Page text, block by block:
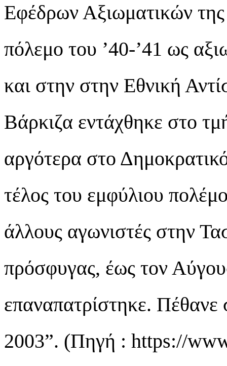
Εφέδρων Αξιωματικών
πόλεμο του ’40-’41 ως
και στην στην Εθνική
Βάρκιζα εντάχθηκε στο
αργότερα στο
τέλος του εμφύλιου
άλλους αγωνιστές στην
πρόσφυγας, έως τον
επαναπατρίστηκε.
2003”. (Πηγή : https://